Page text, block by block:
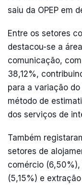
saiu da OPEP em
Entre os setores
destacou-se a
comunicação,
38,12%,
para a variação
método de
dos serviços de
Também
setores de
comércio
(5,15%) e